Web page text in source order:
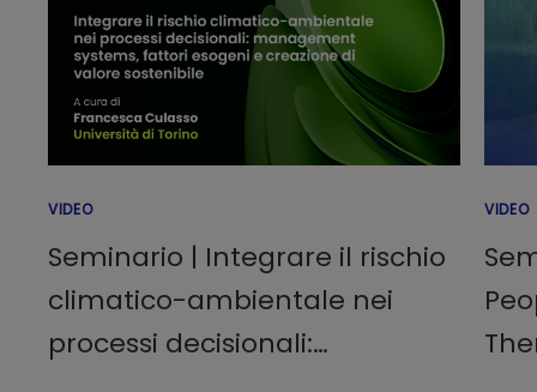
VIDEO
Seminario | Integrare il rischio
climatico-ambientale nei
processi decisionali:
VIDEO